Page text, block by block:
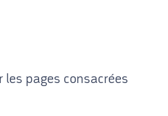
pages consacrées